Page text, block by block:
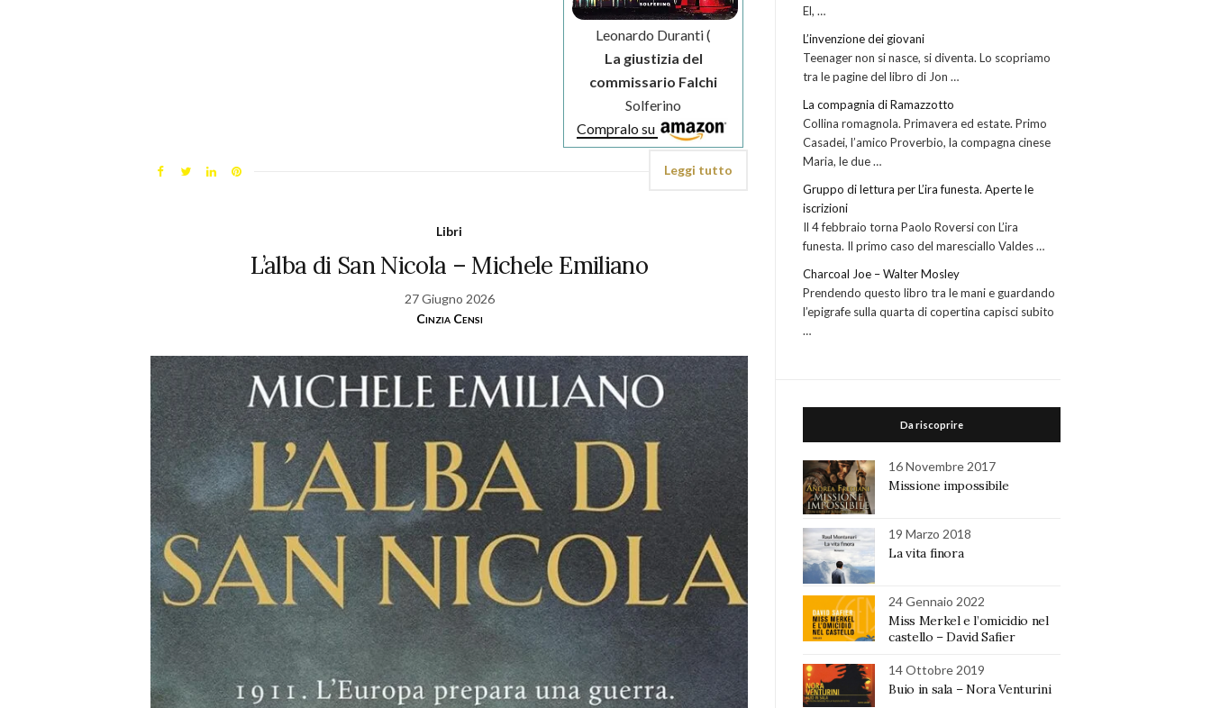
Leonardo Duranti (
La giustizia del
commissario Falchi
Solferino
Compralo su
Leggi tutto
Libri
L’alba di San Nicola – Michele Emiliano
27 Giugno 2026
Cinzia Censi
El, …
L’invenzione dei giovani
Teenager non si nasce, si diventa. Lo scopriamo
tra le pagine del libro di Jon …
La compagnia di Ramazzotto
Collina romagnola. Primavera ed estate. Primo
Casadei, l’amico Proverbio, la compagna cinese
Maria, le due …
Gruppo di lettura per L’ira funesta. Aperte le
iscrizioni
Il 4 febbraio torna Paolo Roversi con L’ira
funesta. Il primo caso del maresciallo Valdes …
Charcoal Joe – Walter Mosley
Prendendo questo libro tra le mani e guardando
l’epigrafe sulla quarta di copertina capisci subito
…
Da riscoprire
16 Novembre 2017
Missione impossibile
19 Marzo 2018
La vita finora
24 Gennaio 2022
Miss Merkel e l’omicidio nel
castello – David Safier
14 Ottobre 2019
Buio in sala – Nora Venturini